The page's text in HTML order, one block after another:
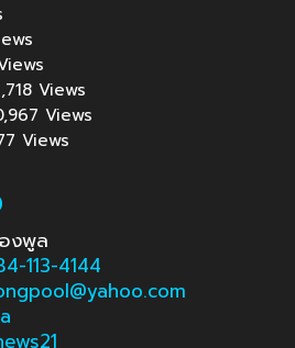
Views
Views
Views
งพูล
113-4144